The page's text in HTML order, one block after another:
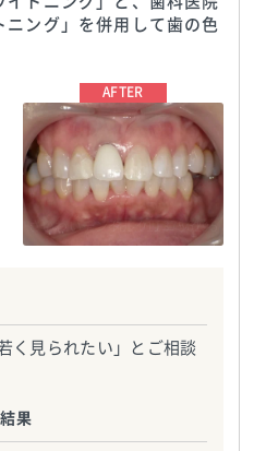
ニング」を併用して歯の色
さいわいデンタルクリニック
TEL:0113756195
く見られたい」とご相談
果